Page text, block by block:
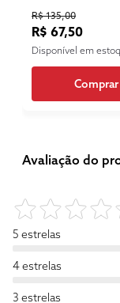
R$ 135,00
R$ 67,50
Disponível em
Comprar
Avaliação do
5 estrelas
4 estrelas
3 estrelas